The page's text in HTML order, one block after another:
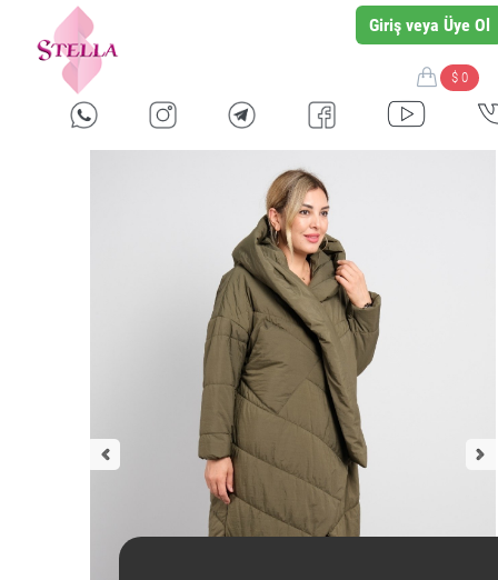
Giriş veya Üye Ol
$ 0